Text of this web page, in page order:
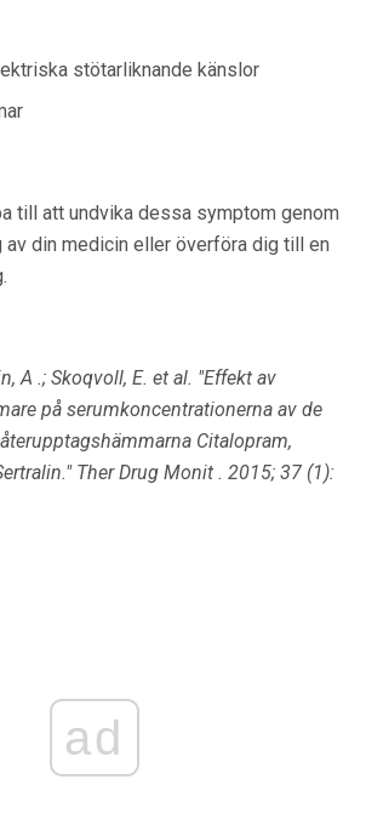
stötarliknande känslor
till att undvika dessa symptom genom
av din medicin eller överföra dig till en
A .; Skoqvoll, E. et al. "Effekt av
på serumkoncentrationerna av de
Citalopram,
Ther Drug Monit . 2015; 37 (1):
ad